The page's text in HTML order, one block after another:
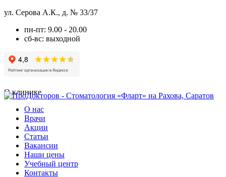
ул. Серова А.К., д. № 33/37
пн-пт: 9.00 - 20.00
сб-вс: выходной
О клинике
О нас
Врачи
Акции
Статьи
Вакансии
Наши цены
Учебный центр
Контакты